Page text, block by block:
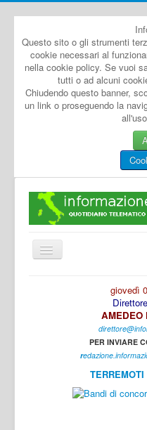
Questo sito o gli strumenti
cookie necessari al
nella cookie policy. Se vuoi
tutti o ad alcuni
Chiudendo questo banner,
un link o proseguendo la
Cambia
navigazione
giovedì
AMEDEO
PER INVIARE
r